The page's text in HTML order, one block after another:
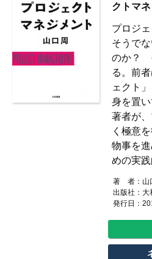
クトマ
プロジ
そうで
のか？
る。前
ェクト
身を置
著者が
く極意
物事を
めの実践
著 者： 山
出版社： 大
発行日：